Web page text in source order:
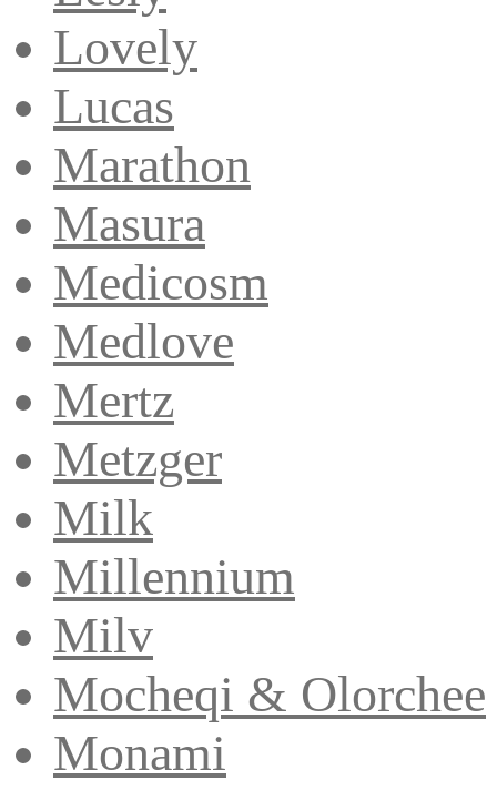
Lovely
Lucas
Marathon
Masura
Medicosm
Medlove
Mertz
Metzger
Milk
Millennium
Milv
Mocheqi & Olorchee
Monami